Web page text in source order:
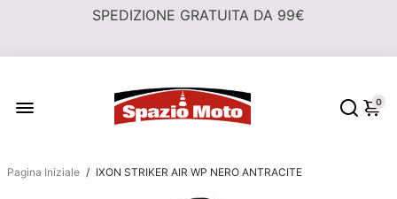
0
Pagina Iniziale / IXON STRIKER AIR WP NERO ANTRACITE